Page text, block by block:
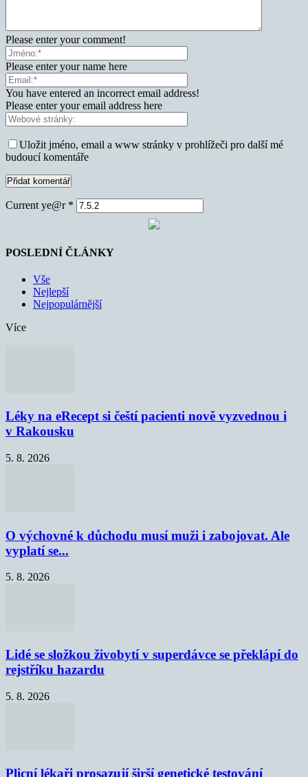
Please enter your comment!
Please enter your name here
You have entered an incorrect email address!
Please enter your email address here
Uložit jméno, email a www stránky v prohlížeči pro další mé
budoucí komentáře
Current ye@r *
POSLEDNÍ ČLÁNKY
Vše
Nejlepší
Nejpopulárnější
Více
Léky na eRecept si čeští pacienti nově vyzvednou i
v Rakousku
5. 8. 2026
O výchovné k důchodu musí muži i zabojovat. Ale
vyplatí se...
5. 8. 2026
Lidé se složkou živobytí v superdávce se překlápí do
rejstříku hazardu
5. 8. 2026
Plicní lékaři prosazují širší genetické testování